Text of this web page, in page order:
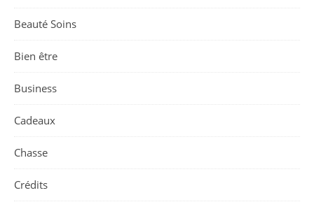
Beauté Soins
Bien être
Business
Cadeaux
Chasse
Crédits